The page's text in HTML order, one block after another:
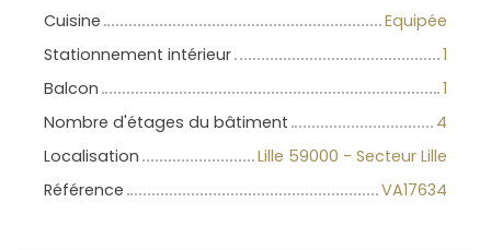
Cuisine
Equipée
Stationnement intérieur
1
Balcon
1
Nombre d'étages du bâtiment
4
Localisation
Lille 59000 - Secteur Lille
Référence
VA17634